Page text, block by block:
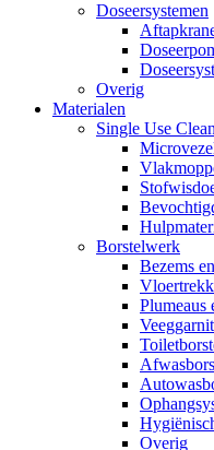
Doseersystemen
Overig
Materialen
Single Use
Borstelwerk
Bezems
Plumeaus
Overig